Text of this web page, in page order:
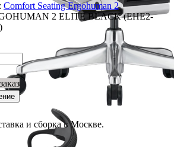
Comfort Seating Ergohuman 2
2 ELITE BLACK (EHE2-
и сборка в Москве.